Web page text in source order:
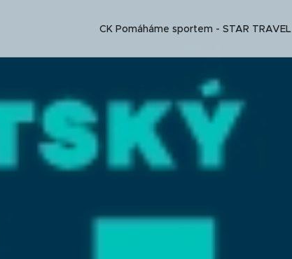
CK Pomáháme sportem - STAR TRAVEL